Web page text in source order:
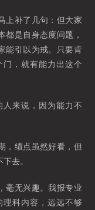
上补了几句：但大家
都是自身态度问题，
能引以为戒。只要肯
，就有能力出这个
来说，因为能力不
，绩点虽然好看，但
去。
毫无兴趣。我报专业
科内容，远远不够